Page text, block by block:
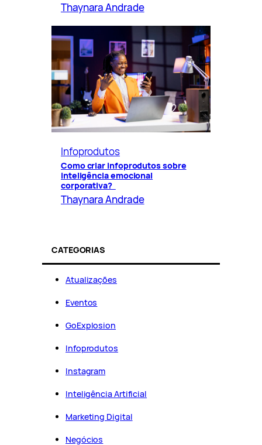
Thaynara Andrade
Infoprodutos
Como criar infoprodutos sobre
inteligência emocional
corporativa?
Thaynara Andrade
CATEGORIAS
Atualizações
Eventos
GoExplosion
Infoprodutos
Instagram
Inteligência Artificial
Marketing Digital
Negócios